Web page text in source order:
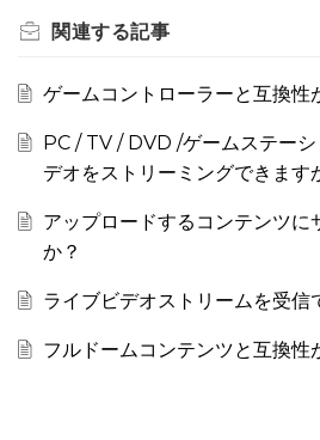
関連する記事
ゲームコントローラーと互換性
PC / TV / DVD /ゲームステー
デオをストリーミングできます
アップロードするコンテンツに
か？
ライブビデオストリームを受信
フルドームコンテンツと互換性